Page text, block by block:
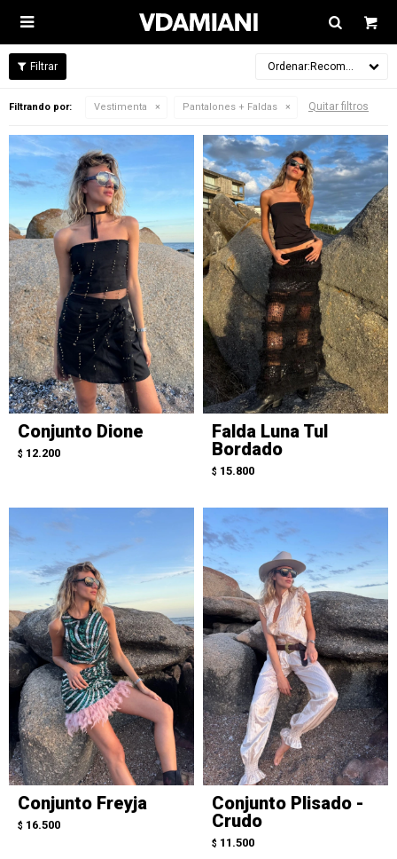

Recomendados
Filtrando por: Vestimenta Pantalones + Faldas Quitar filtros
Conjunto Dione
$ 12.200
Falda Luna Tul
Bordado
$ 15.800
Conjunto Freyja
$ 16.500
Conjunto Plisado -
Crudo
$ 11.500